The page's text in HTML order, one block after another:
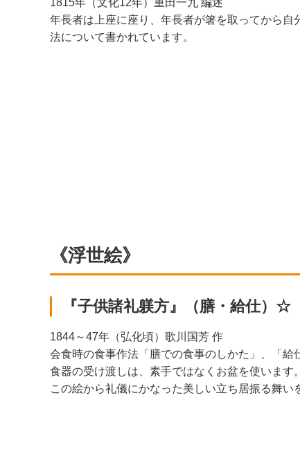
年長者は上座に座り、年長者が箸を取ってから
法について書かれています。
《浮世絵》
『子供諸礼躾方』（膳・給仕）☆
1844～47年（弘化頃）歌川国芳 作
会食時の食事作法「膳での食事のしかた」、「給
食器の受け渡しは、素手ではなくお盆を使います。
この絵から礼儀にかなった美しい立ち居振る舞い